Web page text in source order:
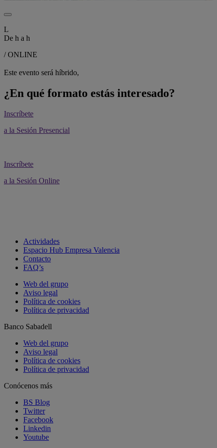
L
De h a h
/ ONLINE
Este evento será híbrido,
¿En qué formato estás interesado?
Inscríbete
a la Sesión Presencial
Inscríbete
a la Sesión Online
Actividades
Espacio Hub Empresa Valencia
Contacto
FAQ’s
Web del grupo
Aviso legal
Política de cookies
Política de privacidad
Banco Sabadell
Web del grupo
Aviso legal
Política de cookies
Política de privacidad
Conócenos más
BS Blog
Twitter
Facebook
Linkedin
Youtube